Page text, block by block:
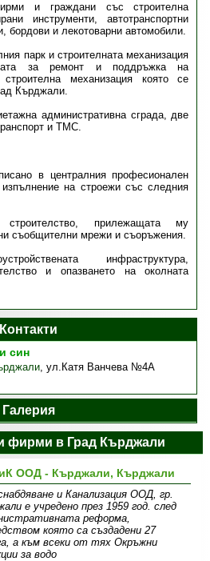
и граждани със строителна
инструменти, автотранспортни
бордови и лекотоварни автомобили.
парк и строителната механизация
за ремонт и поддръжка на
механизация която се
Кърджали.
административна сграда, две
и ТМС.
в централния професионален
на строежи със следния
прилежащата му
съобщителни мрежи и съоръжения.
инфраструктура,
и опазването на околната
Контакти
син
,ул.Катя Ванчева №4А
Галерия
фирми в Град Кърджали
ООД - Кърджали, Кърджали
и Канализация ООД, гр.
е учредено през 1959 год. след
реформа,
която са създадени 27
а към всеки от тях Окръжни
за водо